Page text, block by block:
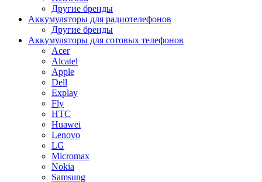
Другие бренды
Аккумуляторы для радиотелефонов
Другие бренды
Аккумуляторы для сотовых телефонов
Acer
Alcatel
Apple
Dell
Explay
Fly
HTC
Huawei
Lenovo
LG
Micromax
Nokia
Samsung